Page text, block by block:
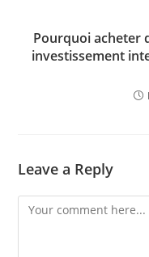
Pourquoi acheter
investissement
Leave a Reply
Comment